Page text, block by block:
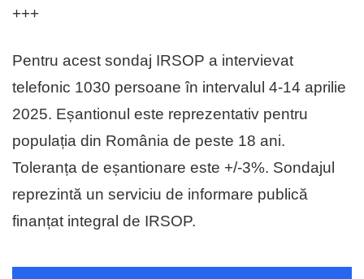
+++
Pentru acest sondaj IRSOP a intervievat
telefonic 1030 persoane în intervalul 4-14 aprilie
2025. Eșantionul este reprezentativ pentru
populația din România de peste 18 ani.
Toleranța de eșantionare este +/-3%. Sondajul
reprezintă un serviciu de informare publică
finanțat integral de IRSOP.